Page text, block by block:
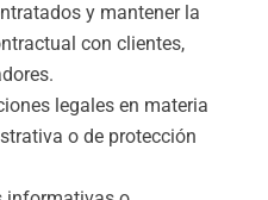
y mantener la
con clientes,
legales en materia
o de protección